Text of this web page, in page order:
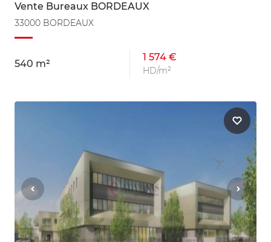
Vente Bureaux BORDEAUX
33000 BORDEAUX
540 m²
1 574 €
HD/m²